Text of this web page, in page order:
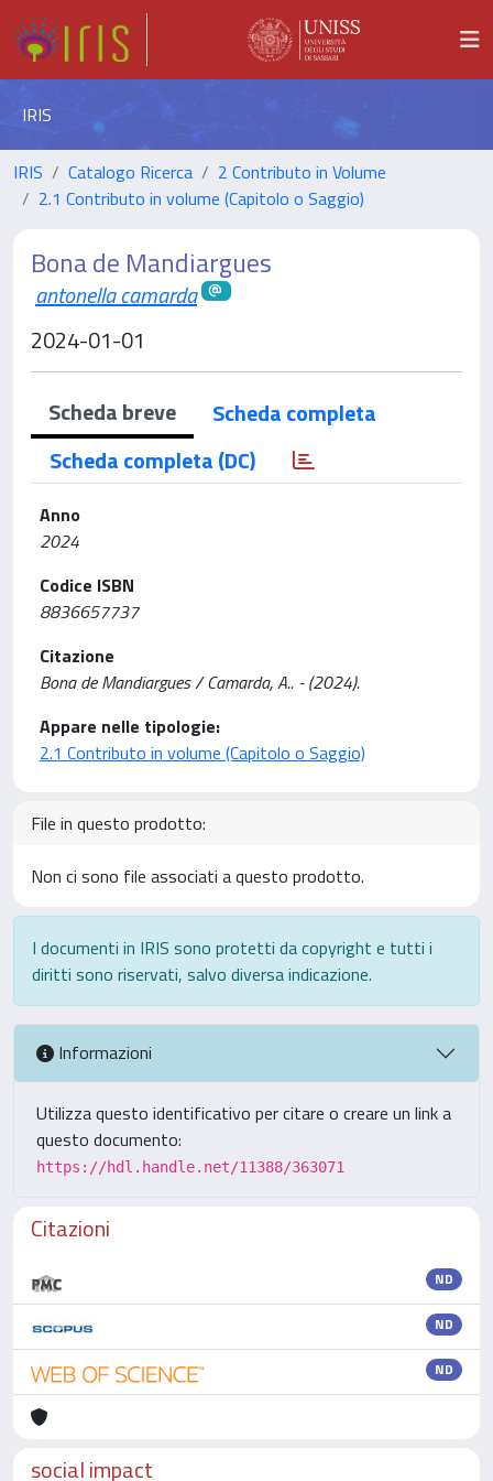
IRIS
IRIS Catalogo Ricerca
2 Contributo in Volume
2.1 Contributo in volume (Capitolo o Saggio)
Bona de Mandiargues
antonella camarda
2024-01-01
Scheda breve
Scheda completa
Scheda completa (DC)
Anno
2024
Codice ISBN
8836657737
Citazione
Bona de Mandiargues / Camarda, A.. - (2024).
Appare nelle tipologie:
2.1 Contributo in volume (Capitolo o Saggio)
File in questo prodotto:
Non ci sono file associati a questo prodotto.
I documenti in IRIS sono protetti da copyright e tutti i
diritti sono riservati, salvo diversa indicazione.
Informazioni
Utilizza questo identificativo per citare o creare un link a
questo documento:
https://hdl.handle.net/11388/363071
Citazioni
ND
ND
ND
social impact